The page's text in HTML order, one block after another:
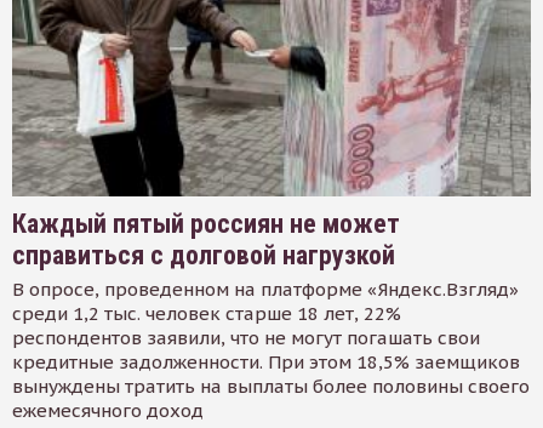
Каждый пятый россиян не может
справиться с долговой нагрузкой
В опросе, проведенном на платформе «Яндекс.Взгляд»
среди 1,2 тыс. человек старше 18 лет, 22%
респондентов заявили, что не могут погашать свои
кредитные задолженности. При этом 18,5% заемщиков
вынуждены тратить на выплаты более половины своего
ежемесячного доход